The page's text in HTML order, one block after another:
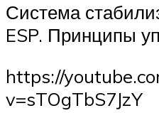
Система
ESP. Принципы
https://
v=sTOgTbS7JzY